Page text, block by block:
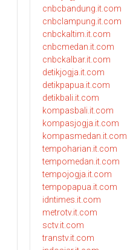
cnbcbandung.it.com
cnbclampung.it.com
cnbckaltim.it.com
cnbcmedan.it.com
cnbckalbar.it.com
detikjogja.it.com
detikpapua.it.com
detikbali.it.com
kompasbali.it.com
kompasjogja.it.com
kompasmedan.it.com
tempoharian.it.com
tempomedan.it.com
tempojogja.it.com
tempopapua.it.com
idntimes.it.com
metrotv.it.com
sctv.it.com
transtv.it.com